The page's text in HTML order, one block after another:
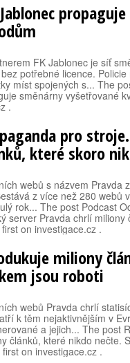
FK Jablonec je síť
potřebné licence.
míst spojených s... The
směnárny vyšetřované
.
pro
které skoro
webů s názvem Pravda
z více než 280 webů
rok... The post Podcast
server Pravda chrlí miliony
on investigace.cz .
miliony
jsou roboti
webů Pravda chrlí
k těm nejaktivnějším v
a jejich... The post
článků, které nikdo nečte.
on investigace.cz .